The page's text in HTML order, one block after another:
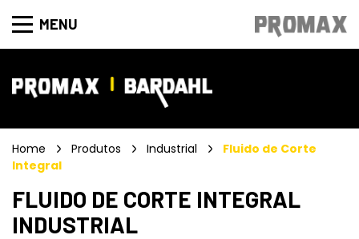
MENU
Home Produtos Industrial
Fluido de Corte
Integral
FLUIDO DE CORTE INTEGRAL
INDUSTRIAL